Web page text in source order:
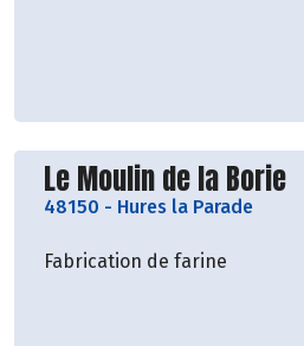
Découvrir le producteur
Le Moulin de la Borie
48150 - Hures la Parade
Fabrication de farine